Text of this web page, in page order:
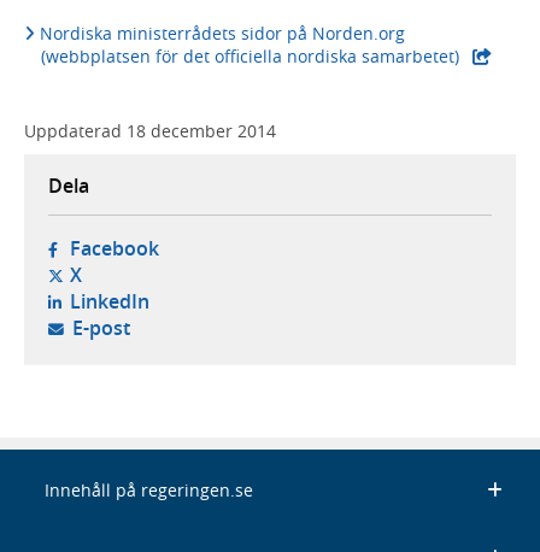
Nordiska ministerrådets sidor på Norden.org
(webbplatsen för det officiella nordiska samarbetet)
Uppdaterad 18 december 2014
Dela
Facebook- öppnas i ny flik, extern webbplats,
X- öppnas i ny flik, extern webbplats,
LinkedIn- öppnas i ny flik, extern webbplats,
E-post- öppnar din e-postklient,
Innehåll på regeringen.se